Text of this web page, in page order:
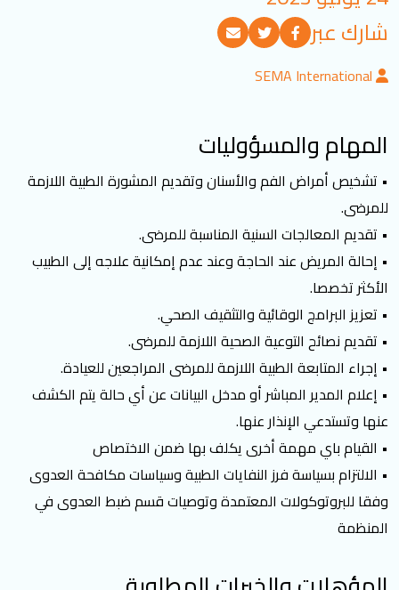
تسجيل الدخول
العربية
تابعنا
شارك عبر
SEMA International
المهام والمسؤوليات
• تشخيص أمراض الفم والأسنان وتقديم المشورة الطبية اللازمة
للمرضى.
• تقديم المعالجات السنية المناسبة للمرضى.
• إحالة المريض عند الحاجة وعند عدم إمكانية علاجه إلى الطبيب
الأكثر تخصصا.
• تعزيز البرامج الوقائية والتثقيف الصحي.
• تقديم نصائح التوعية الصحية اللازمة للمرضى.
• إجراء المتابعة الطبية اللازمة للمرضى المراجعين للعيادة.
• إعلام المدير المباشر أو مدخل البيانات عن أي حالة يتم الكشف
عنها وتستدعي الإنذار عنها.
• القيام باي مهمة أخرى يكلف بها ضمن الاختصاص
• الالتزام بسياسة فرز النفايات الطبية وسياسات مكافحة العدوى
وفقا للبروتوكولات المعتمدة وتوصيات قسم ضبط العدوى في
المنظمة